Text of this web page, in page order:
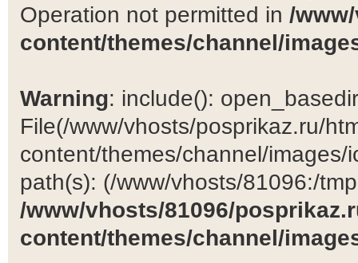
Operation not permitted in /
content/themes/channel/
Warning: include():
File(/www/vhosts/posprikaz.ru/
content/themes/channel/
path(s): (/www/vhosts/81096:/
/www/vhosts/81096/
content/themes/channel/